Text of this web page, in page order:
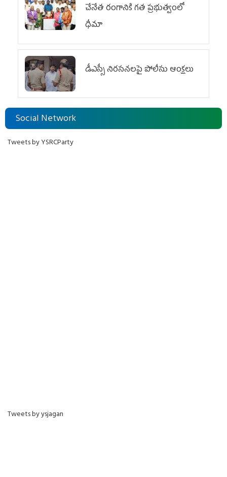
చేనేత రంగానికి గత ప్రభుత్వంలో
ధీమా
డీఎస్సీ నిరసనలపై పోలీసు ఆంక్షలు
Social Network
Tweets by YSRCParty
Tweets by ysjagan